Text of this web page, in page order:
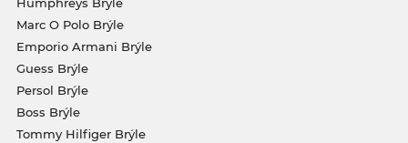
Marc O Polo Brýle
Emporio Armani Brýle
Guess Brýle
Persol Brýle
Boss Brýle
Tommy Hilfiger Brýle